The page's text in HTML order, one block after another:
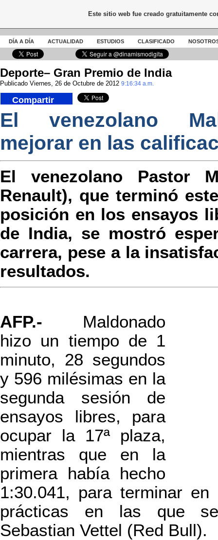
DÍA A DÍA ACTUALIDAD ESTUDIOS CLASIFICADO
Deporte– Gran Premio de India
Publicado Viernes, 26 de Octubre de 2012 9:16:34 a.m.
Compartir
El venezolano
mejorar en las
El venezolano Pastor
Renault), que terminó
posición en los ensayos
de India, se mostró
carrera, pese a la
resultados.
AFP.- Maldonado
hizo un tiempo de 1
minuto, 28 segundos
y 596 milésimas en la
segunda sesión de
ensayos libres, para
ocupar la 17ª plaza,
mientras que en la
primera había hecho
1:30.041, para terminar
prácticas en las que
Sebastian Vettel (Red Bull).
Este sitio web fue creado gratuitamente